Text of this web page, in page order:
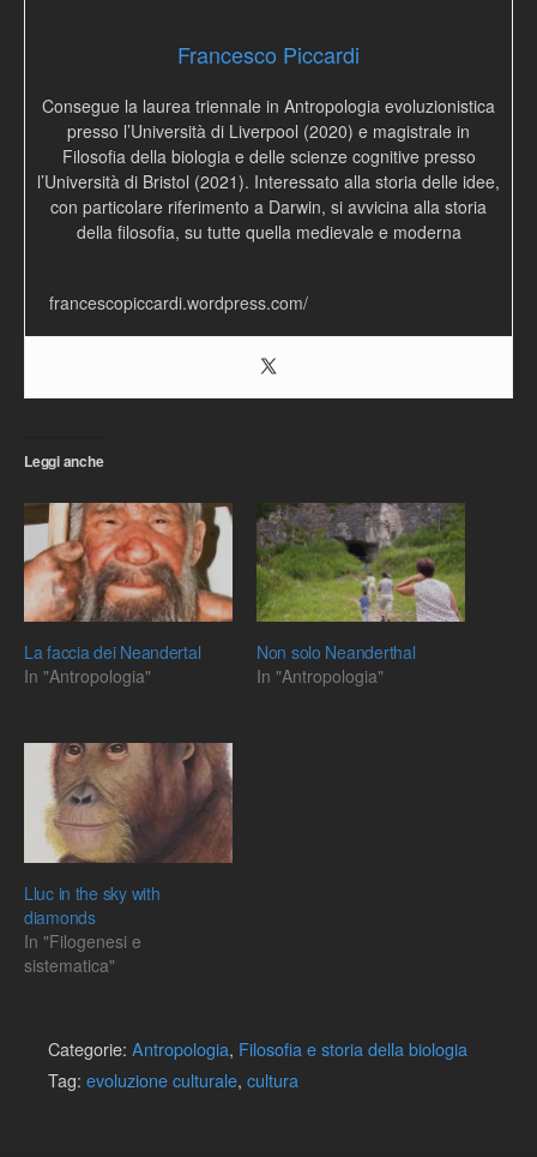
Francesco Piccardi
Consegue la laurea triennale in Antropologia evoluzionistica
presso l’Università di Liverpool (2020) e magistrale in
Filosofia della biologia e delle scienze cognitive presso
l’Università di Bristol (2021). Interessato alla storia delle idee,
con particolare riferimento a Darwin, si avvicina alla storia
della filosofia, su tutte quella medievale e moderna
francescopiccardi.wordpress.com/
Leggi anche
La faccia dei Neandertal
In "Antropologia"
Non solo Neanderthal
In "Antropologia"
Lluc in the sky with
diamonds
In "Filogenesi e
sistematica"
Categorie: Antropologia, Filosofia e storia della biologia
Tag: evoluzione culturale, cultura